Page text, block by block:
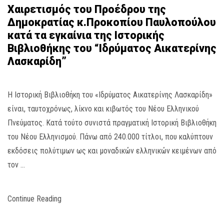
Χαιρετισμός του Προέδρου της
Δημοκρατίας κ.Προκοπίου Παυλοπούλου
κατά τα εγκαίνια της Ιστορικής
Βιβλιοθήκης του “Ιδρύματος Αικατερίνης
Λασκαρίδη”
Η Ιστορική Βιβλιοθήκη του «Ιδρύματος Αικατερίνης Λασκαρίδη»
είναι, ταυτοχρόνως, λίκνο και κιβωτός του Νέου Ελληνικού
Πνεύματος. Κατά τούτο συνιστά πραγματική Ιστορική Βιβλιοθήκη
του Νέου Ελληνισμού. Πάνω από 240.000 τίτλοι, που καλύπτουν
εκδόσεις πολύτιμων ως και μοναδικών ελληνικών κειμένων από
τον …
Continue Reading